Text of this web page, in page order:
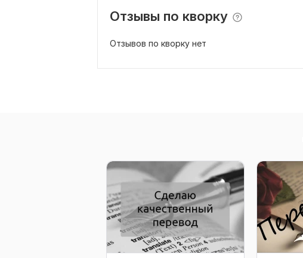
Отзывы по кворку
Отзывов по кворку нет